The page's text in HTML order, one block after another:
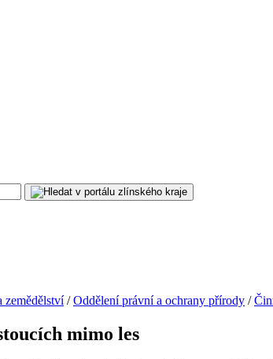
zemědělství/Oddělení právní a ochrany přírody /
mimo les